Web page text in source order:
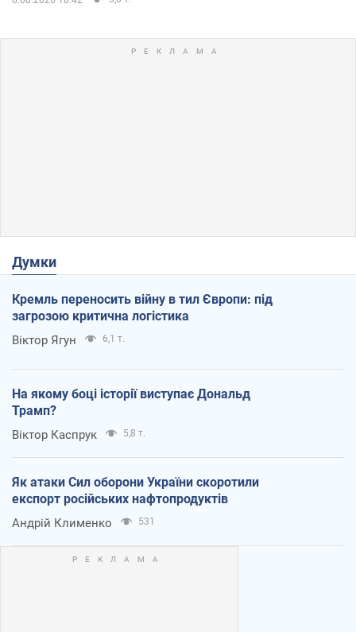
Думки
Кремль переносить війну в тил Європи: під
загрозою критична логістика
Віктор Ягун 6,1 т.
На якому боці історії виступає Дональд
Трамп?
Віктор Каспрук 5,8 т.
Як атаки Сил оборони України скоротили
експорт російських нафтопродуктів
Андрій Клименко 531